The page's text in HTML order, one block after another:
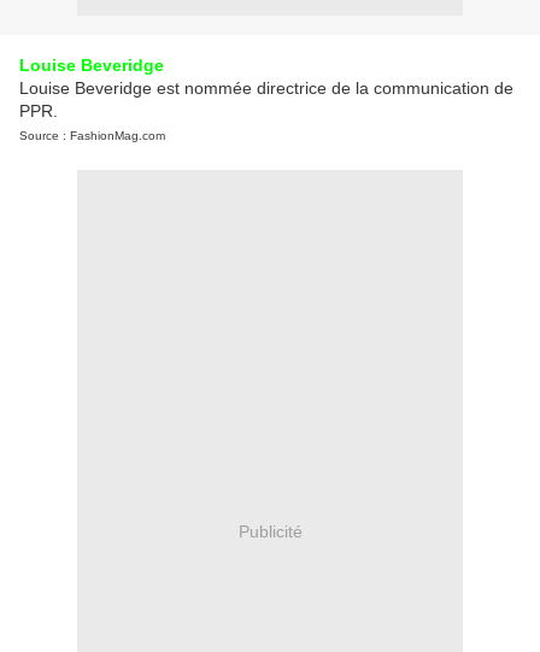
Louise Beveridge
Louise Beveridge est nommée directrice de la communication de
PPR.
Source : FashionMag.com
Publicité